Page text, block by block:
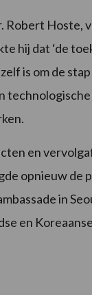
Robert Hoste,
hij dat ‘de
is om de
en
opnieuw de
in
en